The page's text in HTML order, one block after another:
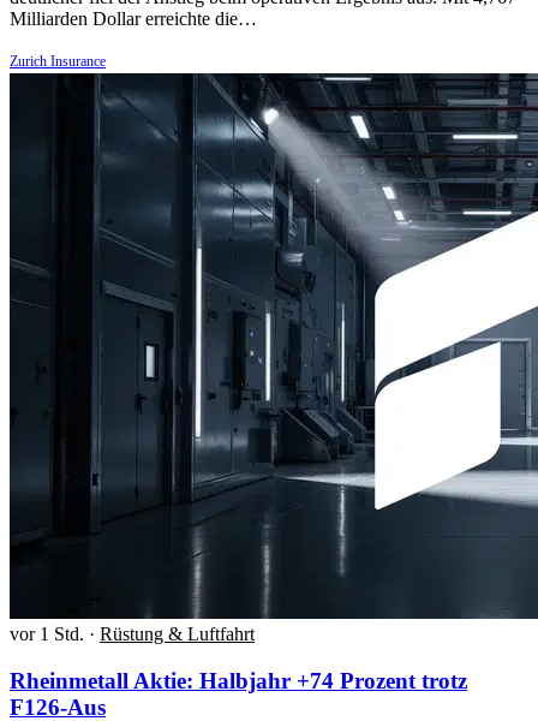
Milliarden Dollar erreichte die…
Zurich Insurance
vor 1 Std. · Rüstung & Luftfahrt
Rheinmetall Aktie: Halbjahr +74 Prozent trotz
F126-Aus